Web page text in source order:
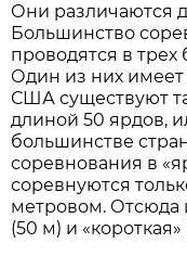
Они различаются
Большинство
проводятся в
Один из них имеет
США существуют
длиной 50 ярдов,
большинстве
соревнования в
соревнуются
метровом. Отсюда
(50 м) и «короткая»